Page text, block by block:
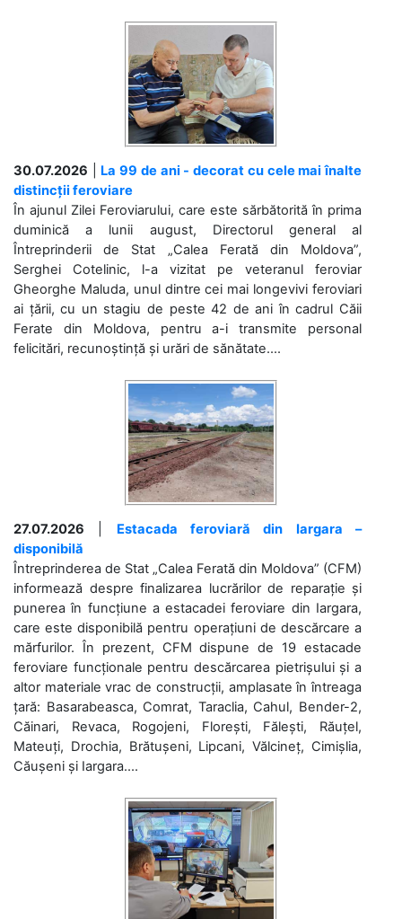
30.07.2026
La 99 de ani - decorat cu cele mai înalte
distincții feroviare
În ajunul Zilei Feroviarului, care este sărbătorită în prima
duminică a lunii august, Directorul general al
Întreprinderii de Stat „Calea Ferată din Moldova”,
Serghei Cotelinic, l-a vizitat pe veteranul feroviar
Gheorghe Maluda, unul dintre cei mai longevivi feroviari
ai țării, cu un stagiu de peste 42 de ani în cadrul Căii
Ferate din Moldova, pentru a-i transmite personal
felicitări, recunoștință și urări de sănătate....
27.07.2026
Estacada feroviară din Iargara –
disponibilă
Întreprinderea de Stat „Calea Ferată din Moldova” (CFM)
informează despre finalizarea lucrărilor de reparație și
punerea în funcțiune a estacadei feroviare din Iargara,
care este disponibilă pentru operațiuni de descărcare a
mărfurilor. În prezent, CFM dispune de 19 estacade
feroviare funcționale pentru descărcarea pietrișului și a
altor materiale vrac de construcții, amplasate în întreaga
țară: Basarabeasca, Comrat, Taraclia, Cahul, Bender-2,
Căinari, Revaca, Rogojeni, Florești, Fălești, Răuțel,
Mateuți, Drochia, Brătușeni, Lipcani, Vălcineț, Cimișlia,
Căușeni și Iargara....